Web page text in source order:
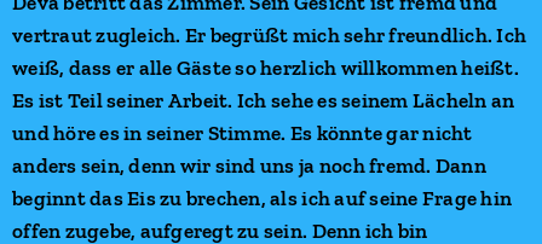
vertraut zugleich. Er begrüßt mich sehr freundlich. Ich
weiß, dass er alle Gäste so herzlich willkommen heißt.
Es ist Teil seiner Arbeit. Ich sehe es seinem Lächeln an
und höre es in seiner Stimme. Es könnte gar nicht
anders sein, denn wir sind uns ja noch fremd. Dann
beginnt das Eis zu brechen, als ich auf seine Frage hin
offen zugebe, aufgeregt zu sein. Denn ich bin